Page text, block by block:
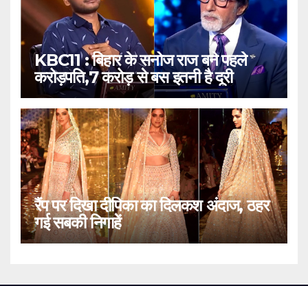
KBC11 : बिहार के सनोज राज बने पहले
करोड़पति,7 करोड़ से बस इतनी है दूरी
रैंप पर दिखा दीपिका का दिलकश अंदाज, ठहर
गई सबकी निगाहें